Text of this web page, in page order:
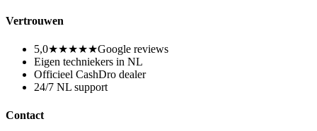
Vertrouwen
5,0★★★★★Google reviews
Eigen techniekers in NL
Officieel CashDro dealer
24/7 NL support
Contact